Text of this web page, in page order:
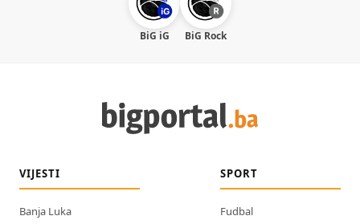
BiG iG BiG Rock
VIJESTI
Banja Luka
SPORT
Fudbal